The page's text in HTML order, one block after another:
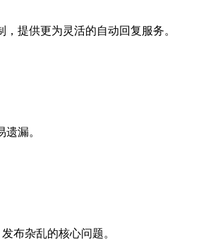
提供更为灵活的自动回复服务。
漏。
布杂乱的核心问题。